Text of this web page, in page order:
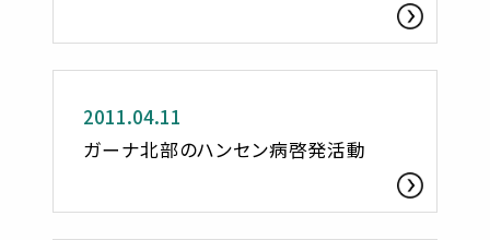
活動レポート
2011.04.11
ガーナ北部のハンセン病啓発活動
お知らせ